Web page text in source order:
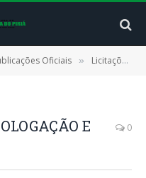
Oficiais » Licitações
E
0